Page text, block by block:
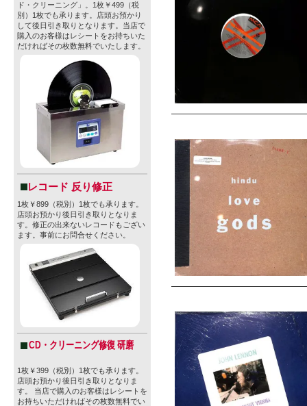
ド・クリーニング」。1枚￥499（税
別）1枚でも承ります。店頭お預かり
して後日引き取りとなります。当店で
購入のお客様はレシートをお持ちいた
だければその枚数無料でいたします。
レコード 反り修正
1枚￥899（税別）1枚でも承ります。
店頭お預かり後日引き取りとなりま
す。修正の出来ないレコードもござい
ます。事前にお問合せください。
CD・クリーニング修復 研磨
1枚￥399（税別）1枚でも承ります。
店頭お預かり後日引き取りとなりま
す。 当店で購入のお客様はレシートを
お持ちいただければその枚数無料でい